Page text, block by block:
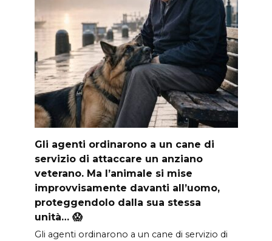
Gli agenti ordinarono a un cane di
servizio di attaccare un anziano
veterano. Ma l’animale si mise
improvvisamente davanti all’uomo,
proteggendolo dalla sua stessa
unità… 😱
Gli agenti ordinarono a un cane di servizio di